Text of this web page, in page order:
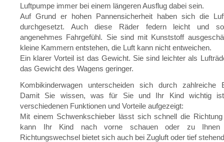
Luftpumpe immer bei einem längeren Ausflug dabei sein.
Auf Grund er hohen Pannensicherheit haben sich die
durchgesetzt. Auch diese Räder federn leicht und
angenehmes Fahrgefühl. Sie sind mit Kunststoff
kleine Kammern entstehen, die Luft kann nicht entweichen.
Ein klarer Vorteil ist das Gewicht. Sie sind leichter als
das Gewicht des Wagens geringer.
Kombikinderwagen unterscheiden sich durch zahlreiche
Damit Sie wissen, was für Sie und Ihr Kind wichtig
verschiedenen Funktionen und Vorteile aufgezeigt:
Mit einem Schwenkschieber lässt sich schnell die
kann Ihr Kind nach vorne schauen oder zu Ihnen
Richtungswechsel bietet sich auch bei Zugluft oder tief